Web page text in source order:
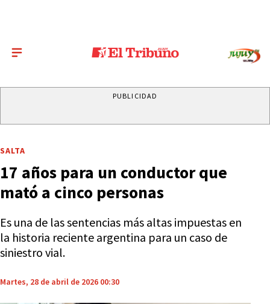
PUBLICIDAD
SALTA
17 años para un conductor que
mató a cinco personas
Es una de las sentencias más altas impuestas en
la historia reciente argentina para un caso de
siniestro vial.
Martes, 28 de abril de 2026 00:30